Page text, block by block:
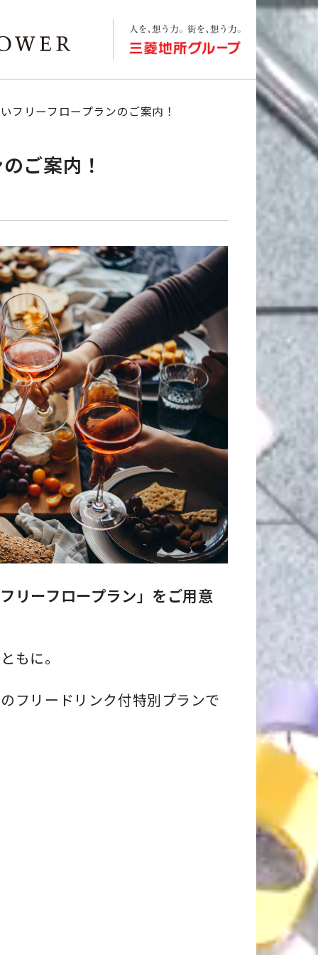
フリーフロープランのご案内！
ご案内！
リーフロープラン」をご用意
もに。
フリードリンク付特別プランで